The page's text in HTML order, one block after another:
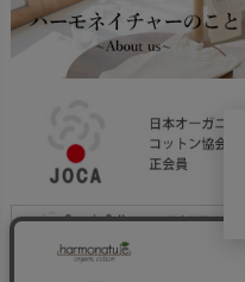
お問い合わせchevron_right